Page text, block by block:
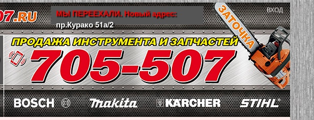
МЫ ПЕРЕЕХАЛИ. Новый адрес:
пр.Курако 51а/2
ВХОД